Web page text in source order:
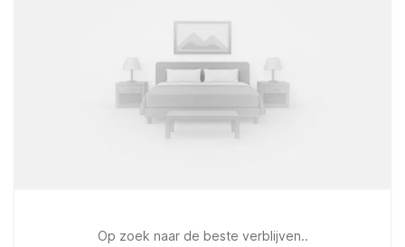
Op zoek naar de beste verblijven..